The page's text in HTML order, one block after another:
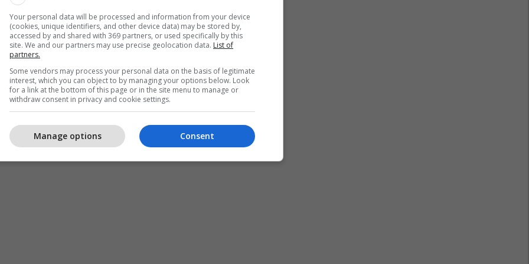
Policia E Kosovës Lojëra Të Fatit
Your personal data will be processed and information from your device
(cookies, unique identifiers, and other device data) may be stored by,
accessed by and shared with 369 partners, or used specifically by this
site. We and our partners may use precise geolocation data. List of
partners.
Some vendors may process your personal data on the basis of legitimate
interest, which you can object to by managing your options below. Look
for a link at the bottom of this page or in the site menu to manage or
withdraw consent in privacy and cookie settings.
Consent
Manage options